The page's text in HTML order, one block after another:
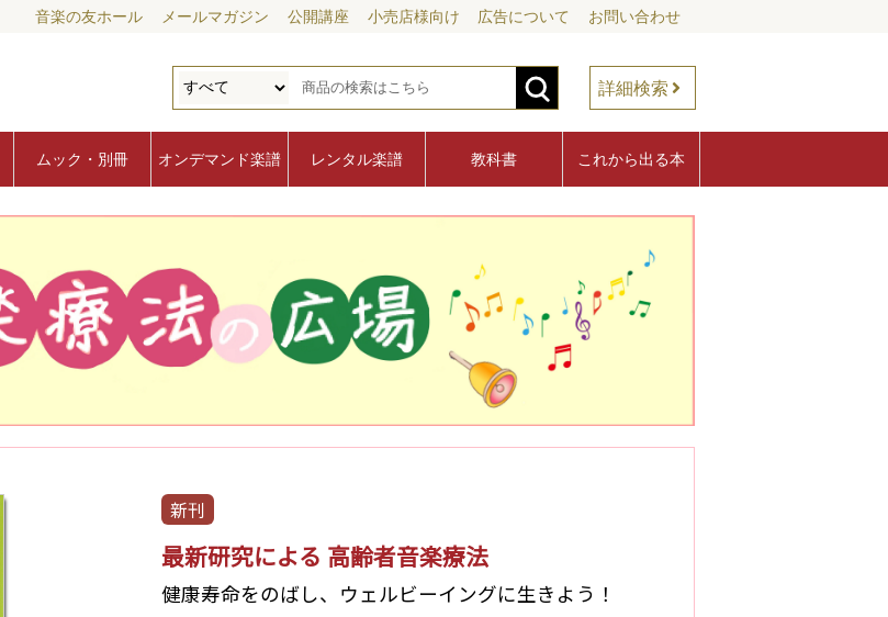
音楽の友ホール メールマガジン 公開講座 小売店様向け 広告について お問い合わせ
詳細検索
ムック・別冊 オンデマンド楽譜 レンタル楽譜 教科書 これから出る本
新刊
最新研究による 高齢者音楽療法
健康寿命をのばし、ウェルビーイングに生きよう！